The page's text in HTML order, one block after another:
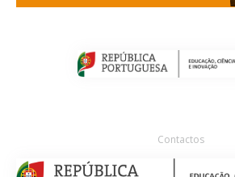
Contactos